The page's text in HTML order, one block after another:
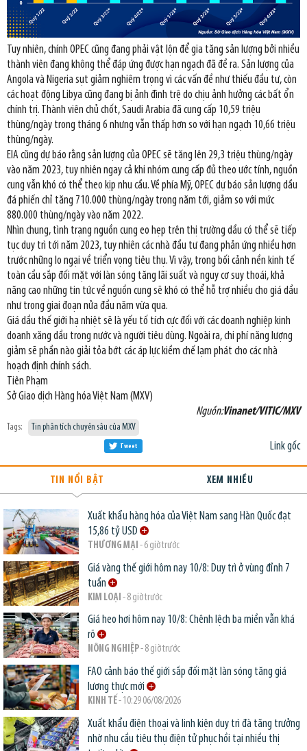
Tuy nhiên, chính OPEC cũng đang phải vật lộn để gia tăng sản lượng bởi nhiều
thành viên đang không thể đáp ứng được hạn ngạch đã đề ra. Sản lượng của
Angola và Nigeria sụt giảm nghiêm trọng vì các vấn đề như thiếu đầu tư, còn
các hoạt động Libya cũng đang bị ảnh đình trệ do chịu ảnh hưởng các bất ổn
chính trị. Thành viên chủ chốt, Saudi Arabia đã cung cấp 10,59 triệu
thùng/ngày trong tháng 6 nhưng vẫn thấp hơn so với hạn ngạch 10,66 triệu
thùng/ngày.
EIA cũng dự báo rằng sản lượng của OPEC sẽ tăng lên 29,3 triệu thùng/ngày
vào năm 2023, tuy nhiên ngay cả khi nhóm cung cấp đủ theo ước tính, nguồn
cung vẫn khó có thể theo kịp nhu cầu. Về phía Mỹ, OPEC dự báo sản lượng dầu
đá phiến chỉ tăng 710.000 thùng/ngày trong năm tới, giảm so với mức
880.000 thùng/ngày vào năm 2022.
Nhìn chung, tình trạng nguồn cung eo hẹp trên thị trường dầu có thể sẽ tiếp
tục duy trì tới năm 2023, tuy nhiên các nhà đầu tư đang phản ứng nhiều hơn
trước những lo ngại về triển vọng tiêu thụ. Vì vậy, trong bối cảnh nền kinh tế
toàn cầu sắp đối mặt với làn sóng tăng lãi suất và nguy cơ suy thoái, khả
năng cao những tin tức về nguồn cung sẽ khó có thể hỗ trợ nhiều cho giá dầu
như trong giai đoạn nửa đầu năm vừa qua.
Giá dầu thế giới hạ nhiệt sẽ là yếu tố tích cực đối với các doanh nghiệp kinh
doanh xăng dầu trong nước và người tiêu dùng. Ngoài ra, chi phí năng lượng
giảm sẽ phần nào giải tỏa bớt các áp lực kiềm chế lạm phát cho các nhà
hoạch định chính sách.
Tiên Phạm
Sở Giao dịch Hàng hóa Việt Nam (MXV)
Nguồn:Vinanet/VITIC/MXV
Tags: Tin phân tích chuyên sâu của MXV
Link gốc
Tweet
TIN NỔI BẬT XEM NHIỀU
Xuất khẩu hàng hóa của Việt Nam sang Hàn Quốc đạt
15,86 tỷ USD
THƯƠNG MẠI - 6 giờ trước
Giá vàng thế giới hôm nay 10/8: Duy trì ở vùng đỉnh 7
tuần
KIM LOẠI - 8 giờ trước
Giá heo hơi hôm nay 10/8: Chênh lệch ba miền vẫn khá
rõ
NÔNG NGHIỆP- 8 giờ trước
FAO cảnh báo thế giới sắp đối mặt làn sóng tăng giá
lương thực mới
KINH TẾ- 10:29 06/08/2026
Xuất khẩu điện thoại và linh kiện duy trì đà tăng trưởng
nhờ nhu cầu tiêu thụ điện tử phục hồi tại nhiều thị